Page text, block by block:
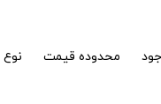
محدوده قیمت